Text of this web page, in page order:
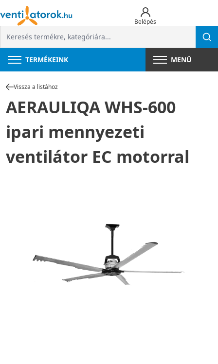
Belépés
TERMÉKEINK MENÜ
Vissza a listához
AERAULIQA WHS-600
ipari mennyezeti
ventilátor EC motorral